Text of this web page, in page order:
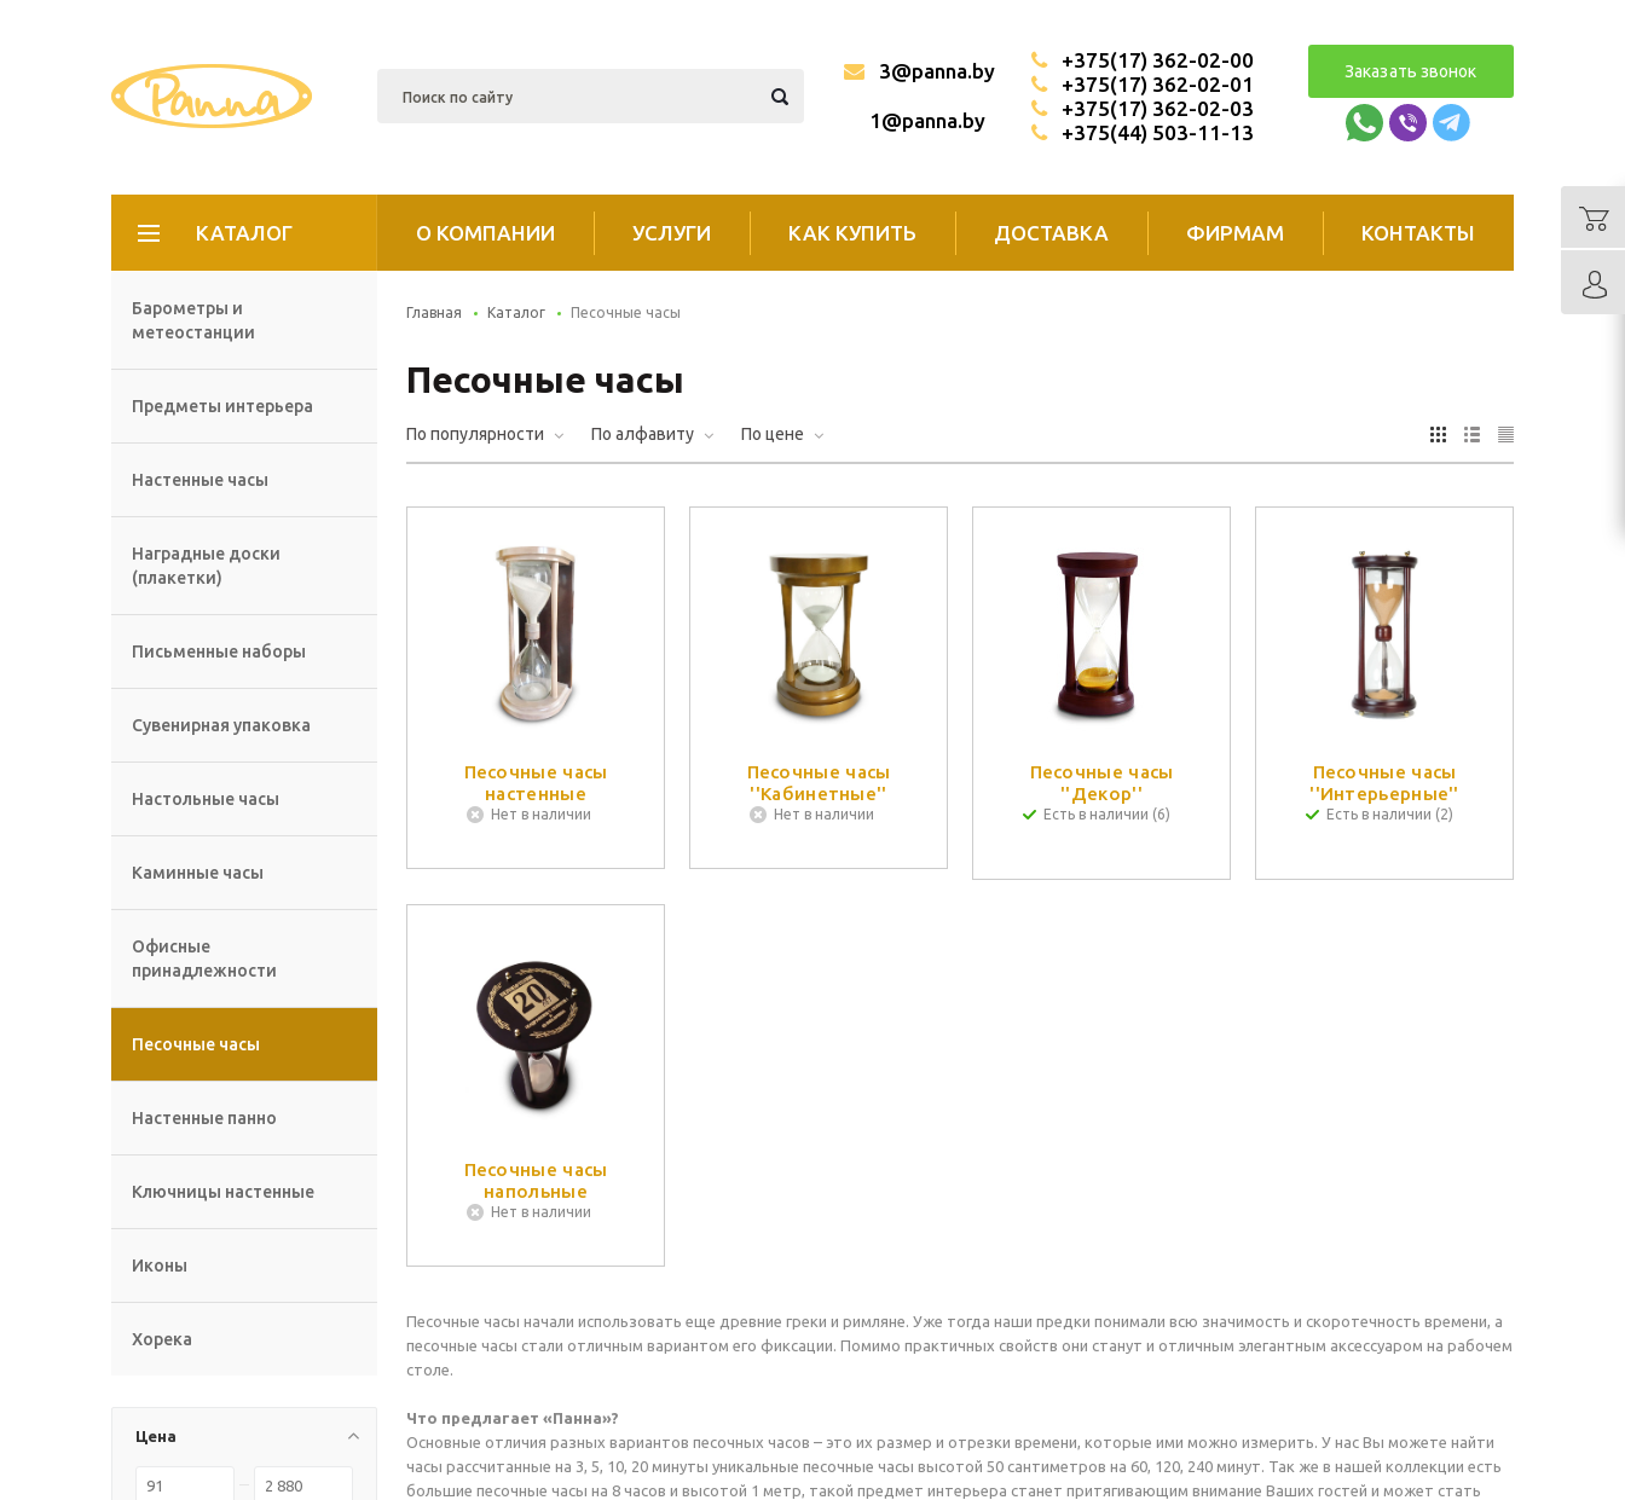
3@panna.by
1@panna.by
+375(17) 362-02-00
+375(17) 362-02-01
+375(17) 362-02-03
+375(44) 503-11-13
Заказать звонок
КАТАЛОГ О КОМПАНИИ УСЛУГИ КАК КУПИТЬ ДОСТАВКА ФИРМАМ КОНТАКТЫ
Барометры и
метеостанции
Предметы интерьера
Настенные часы
Наградные доски
(плакетки)
Письменные наборы
Сувенирная упаковка
Настольные часы
Каминные часы
Офисные
принадлежности
Песочные часы
Настенные панно
Ключницы настенные
Иконы
Хорека
Цена
Главная Каталог Песочные часы
Песочные часы
По популярности По алфавиту По цене
Песочные часы
настенные
Нет в наличии
Песочные часы
''Кабинетные''
Нет в наличии
Песочные часы
''Декор''
Есть в наличии (6)
Песочные часы
''Интерьерные''
Есть в наличии (2)
Песочные часы
напольные
Нет в наличии
Песочные часы начали использовать еще древние греки и римляне. Уже тогда наши предки понимали всю значимость и скоротечность времени, а
песочные часы стали отличным вариантом его фиксации. Помимо практичных свойств они станут и отличным элегантным аксессуаром на рабочем
столе.
Что предлагает «Панна»?
Основные отличия разных вариантов песочных часов – это их размер и отрезки времени, которые ими можно измерить. У нас Вы можете найти
часы рассчитанные на 3, 5, 10, 20 минуты уникальные песочные часы высотой 50 сантиметров на 60, 120, 240 минут. Так же в нашей коллекции есть
большие песочные часы на 8 часов и высотой 1 метр, такой предмет интерьера станет притягивающим внимание Ваших гостей и может стать